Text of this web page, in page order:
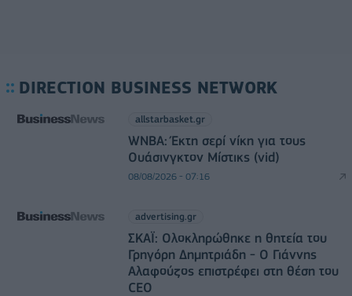
DIRECTION BUSINESS NETWORK
allstarbasket.gr
WNBA: Έκτη σερί νίκη για τους
Ουάσινγκτον Μίστικς (vid)
08/08/2026 - 07:16
advertising.gr
ΣΚΑΪ: Ολοκληρώθηκε η θητεία του
Γρηγόρη Δημητριάδη - Ο Γιάννης
Αλαφούζος επιστρέφει στη θέση του
CEO